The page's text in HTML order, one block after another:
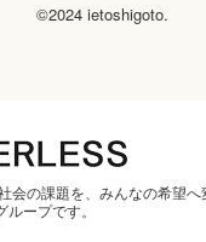
©2024 ietoshigoto.
会の課題を、みんなの希望へ
ープです。